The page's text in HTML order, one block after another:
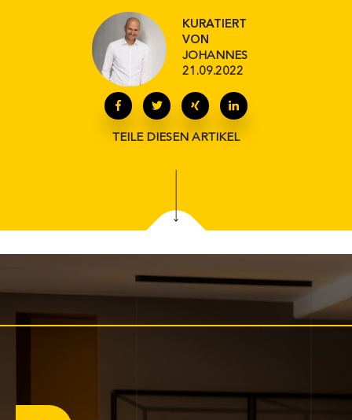
KURATIERT
VON
JOHANNES
21.09.2022
TEILE DIESEN ARTIKEL